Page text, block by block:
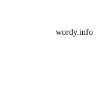
wordy.info